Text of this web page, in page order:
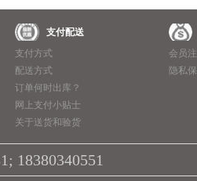
支付配送
支付方式
配送方式
订单何时出库？
网上支付小贴士
关于送货和验货
会员
隐私
18380340551